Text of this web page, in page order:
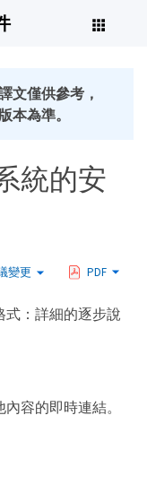
文僅供參考，
本為準。
統的安
變更 PDF
式：詳細的逐步說
容的即時連結。